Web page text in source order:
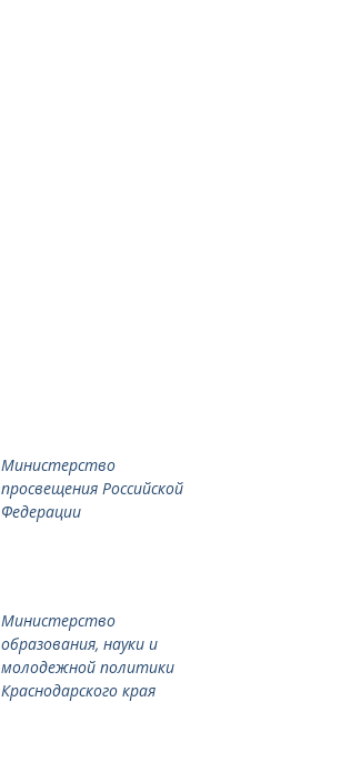
Министерство
просвещения Российской
Федерации
Министерство
образования, науки и
молодежной политики
Краснодарского края